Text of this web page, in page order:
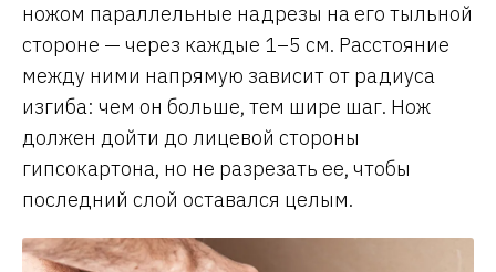
ножом параллельные надрезы на его тыльной
стороне — через каждые 1–5 см. Расстояние
между ними напрямую зависит от радиуса
изгиба: чем он больше, тем шире шаг. Нож
должен дойти до лицевой стороны
гипсокартона, но не разрезать ее, чтобы
последний слой оставался целым.